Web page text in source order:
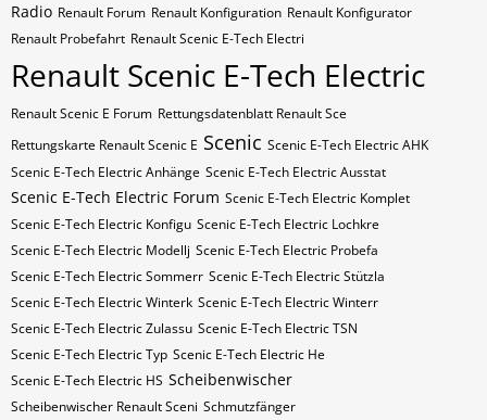
Radio Renault Forum Renault Konfiguration Renault Konfigurator
Renault Probefahrt Renault Scenic E-Tech Electri
Renault Scenic E-Tech Electric
Renault Scenic E Forum Rettungsdatenblatt Renault Sce
Rettungskarte Renault Scenic E Scenic Scenic E-Tech Electric AHK
Scenic E-Tech Electric Anhänge Scenic E-Tech Electric Ausstat
Scenic E-Tech Electric Forum Scenic E-Tech Electric Komplet
Scenic E-Tech Electric Konfigu Scenic E-Tech Electric Lochkre
Scenic E-Tech Electric Modellj Scenic E-Tech Electric Probefa
Scenic E-Tech Electric Sommerr Scenic E-Tech Electric Stützla
Scenic E-Tech Electric Winterk Scenic E-Tech Electric Winterr
Scenic E-Tech Electric Zulassu Scenic E-Tech Electric​​​​ TSN
Scenic E-Tech Electric​​​​ Typ Scenic E-Tech Electric​​​​​ He
Scenic E-Tech Electric​​​​​ HS Scheibenwischer
Scheibenwischer Renault​ Sceni Schmutzfänger